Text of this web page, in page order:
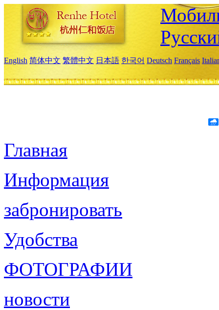
English 简体中文 繁體中文 日本語 한국어 Deutsch Français
Главная
Информация
забронировать
Удобства
ФОТОГРАФИИ
новости